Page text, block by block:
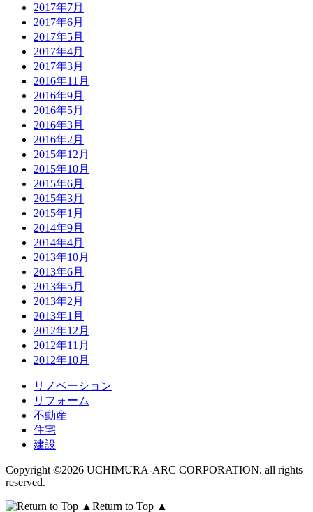
2017年7月
2017年6月
2017年5月
2017年4月
2017年3月
2016年11月
2016年9月
2016年5月
2016年3月
2016年2月
2015年12月
2015年10月
2015年6月
2015年3月
2015年1月
2014年9月
2014年4月
2013年10月
2013年6月
2013年5月
2013年2月
2013年1月
2012年12月
2012年11月
2012年10月
リノベーション
リフォーム
不動産
住宅
建設
Copyright ©2026 UCHIMURA-ARC CORPORATION. all rights
reserved.
Return to Top ▲